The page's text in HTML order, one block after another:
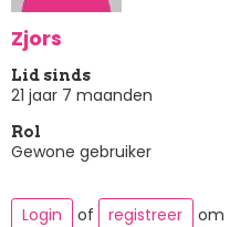
Zjors
Lid sinds
21 jaar 7 maanden
Rol
Gewone gebruiker
Login of registreer om